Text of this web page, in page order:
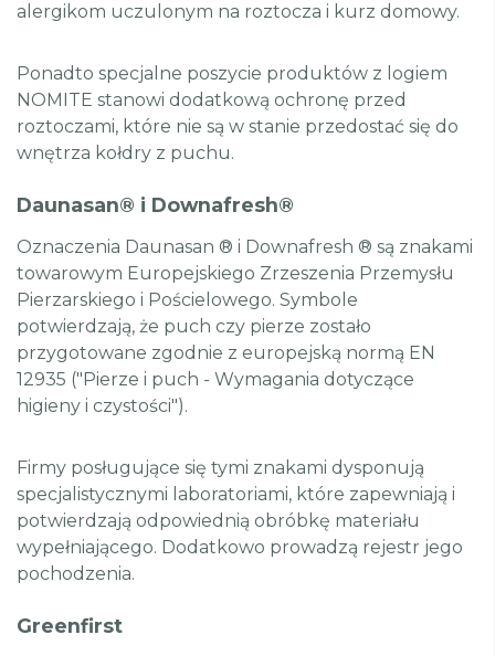
alergikom uczulonym na roztocza i kurz domowy.
Ponadto specjalne poszycie produktów z logiem
NOMITE stanowi dodatkową ochronę przed
roztoczami, które nie są w stanie przedostać się do
wnętrza kołdry z puchu.
Daunasan® i Downafresh®
Oznaczenia Daunasan ® i Downafresh ® są znakami
towarowym Europejskiego Zrzeszenia Przemysłu
Pierzarskiego i Pościelowego. Symbole
potwierdzają, że puch czy pierze zostało
przygotowane zgodnie z europejską normą EN
12935 ("Pierze i puch - Wymagania dotyczące
higieny i czystości").
Firmy posługujące się tymi znakami dysponują
specjalistycznymi laboratoriami, które zapewniają i
potwierdzają odpowiednią obróbkę materiału
wypełniającego. Dodatkowo prowadzą rejestr jego
pochodzenia.
Greenfirst